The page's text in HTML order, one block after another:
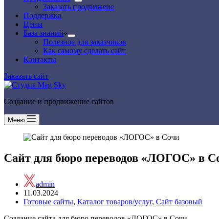
Заказать продвижеие
Поддержка
Цены
База знаний
Полезное для заказчиков
Как самому сделать сайт
Контакты
Заказать сайт
Создание и продвижение сайтов
Меню
Сайт для бюро переводов «ЛОГОС» в
admin
11.03.2024
Готовые сайты, Каталог товаров/услуг, Сайт базовый